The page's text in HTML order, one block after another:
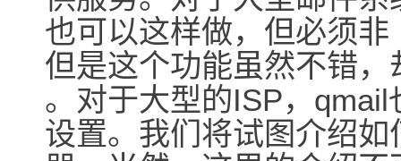
也可以这样做，但必须
但是这个功能虽然不错
。对于大型的ISP，
设置。我们将试图介绍